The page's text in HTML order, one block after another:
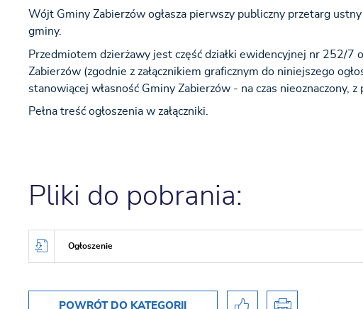
Wójt Gminy Zabierzów ogłasza pierwszy publiczny przetarg
gminy.
Przedmiotem dzierżawy jest część działki ewidencyjnej nr 252/
Zabierzów (zgodnie z załącznikiem graficznym do niniejszego
stanowiącej własność Gminy Zabierzów - na czas nieoznaczony,
Pełna treść ogłoszenia w załączniki.
Pliki do pobrania:
Ogłoszenie
POWRÓT DO KATEGORII